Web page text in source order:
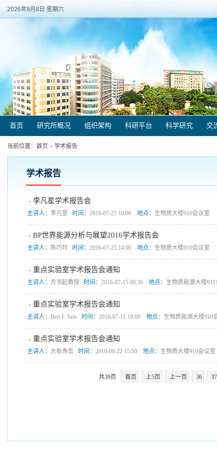
2026年8月8日 星期六
首页 研究所概况 组织架构 科研平台 科学研究 交
当前位置： 首页 > 学术报告
学术报告
李凡星学术报告会
主讲人： 李凡星 时间： 2016-07-25 10:00 地点： 生物质大楼910会议室
BP世界能源分析与展望2016学术报告会
主讲人： 陈巧玲 时间： 2016-07-25 14:00 地点： 生物质大楼910会议室
重点实验室学术报告会通知
主讲人： 方书起教授 时间： 2016-07-15 09:30 地点： 生物质能源大楼
重点实验室学术报告会通知
主讲人： Bert F. Sels 时间： 2016-07-11 10:00 地点： 生物质能源大楼910
重点实验室学术报告会通知
主讲人： 大坂侑吾 时间： 2016-06-22 15:00 地点： 生物质大楼910会议室
共39页 首页 上5页 上一页 36 37